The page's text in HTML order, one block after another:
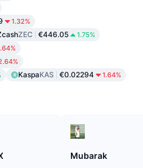
1.32%
ZEC €446.05 1.75%
KaspaKAS €0.02294 1.64%
Mubarak